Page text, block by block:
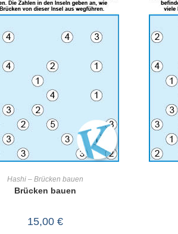
Hashi – Brücken bauen
Brücken bauen
15,00 €